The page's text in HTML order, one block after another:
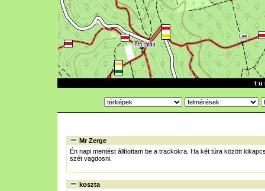
t u
Mr Zerge
Én napi mentést állítottam be a trackokra. Ha két túra között
szét vagdosni.
koszta